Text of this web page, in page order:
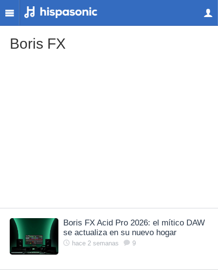
Boris FX
Boris FX Acid Pro 2026: el mítico DAW
se actualiza en su nuevo hogar
hace 2 semanas 9